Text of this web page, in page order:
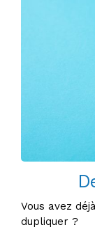
Vous avez
dupliquer ?